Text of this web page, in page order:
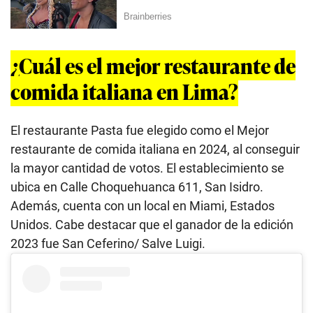
¿Cuál es el mejor restaurante de
comida italiana en Lima?
El restaurante Pasta fue elegido como el Mejor
restaurante de comida italiana en 2024, al conseguir
la mayor cantidad de votos. El establecimiento se
ubica en Calle Choquehuanca 611, San Isidro.
Además, cuenta con un local en Miami, Estados
Unidos. Cabe destacar que el ganador de la edición
2023 fue San Ceferino/ Salve Luigi.